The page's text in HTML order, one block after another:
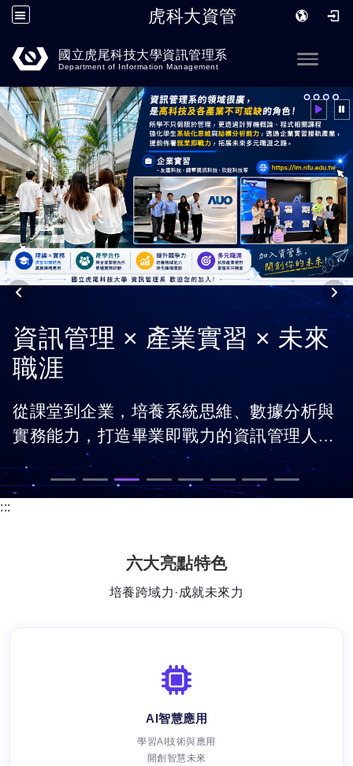
虎科大資管
跳到主要內容
國立虎尾科技大學資訊管理系
Department of Information Management
資訊管理 × 產業實習 × 未來
職涯
從課堂到企業，培養系統思維、數據分析與
實務能力，打造畢業即戰力的資訊管理人
:::
六大亮點特色
培養跨域力·成就未來力
AI智慧應用
學習AI技術與應用
開創智慧未來